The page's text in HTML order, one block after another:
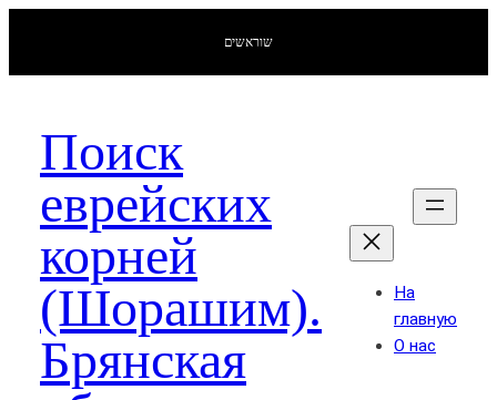
שוראשים
Поиск
еврейских
корней
(Шорашим).
Брянская
На
главную
О нас